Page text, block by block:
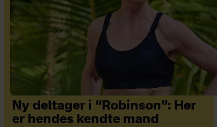
Ny deltager i “Robinson”: Her
er hendes kendte mand